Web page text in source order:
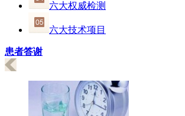
六大权威检测
六大技术项目
患者答谢